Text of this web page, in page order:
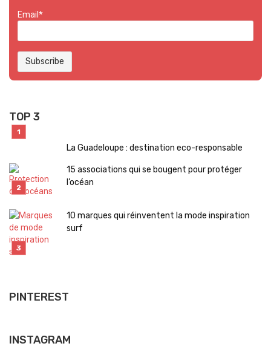
Email*
TOP 3
La Guadeloupe : destination eco-responsable
15 associations qui se bougent pour protéger
l’océan
10 marques qui réinventent la mode inspiration
surf
PINTEREST
INSTAGRAM